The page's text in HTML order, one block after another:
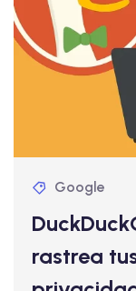
Google
rastrea